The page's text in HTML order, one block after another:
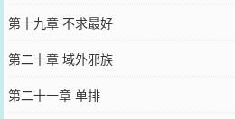
第十九章 不求最好
第二十章 域外邪族
第二十一章 单排